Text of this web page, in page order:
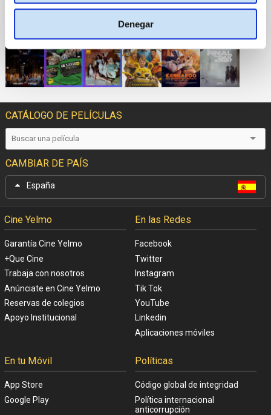
Denegar
PRÓXIMOS ESTRENOS
CATÁLOGO DE PELÍCULAS
CAMBIAR DE PAÍS
España
Cine Yelmo
Garantía Cine Yelmo
+Que Cine
Trabaja con nosotros
Anúnciate en Cine Yelmo
Reservas de colegios
Apoyo Institucional
En las Redes
Facebook
Twitter
Instagram
Tik Tok
YouTube
Linkedin
Aplicaciones móviles
En tu Móvil
App Store
Google Play
Políticas
Código global de integridad
Política internacional
anticorrupción